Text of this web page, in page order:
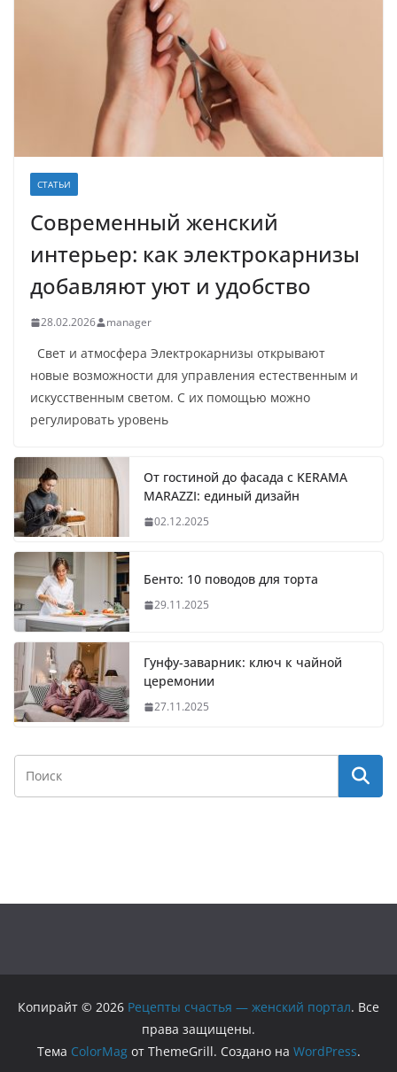
СТАТЬИ
Современный женский
интерьер: как электрокарнизы
добавляют уют и удобство
28.02.2026 manager
Свет и атмосфера Электрокарнизы открывают
новые возможности для управления естественным и
искусственным светом. С их помощью можно
регулировать уровень
От гостиной до фасада с KERAMA
MARAZZI: единый дизайн
02.12.2025
Бенто: 10 поводов для торта
29.11.2025
Гунфу-заварник: ключ к чайной
церемонии
27.11.2025
Копирайт © 2026 Рецепты счастья — женский портал. Все
права защищены.
Тема ColorMagот ThemeGrill. Создано на WordPress.